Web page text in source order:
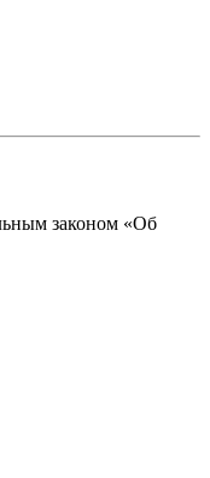
законом «Об